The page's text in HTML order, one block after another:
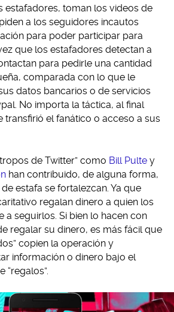
estafadores, toman los videos de
a los seguidores incautos
para poder participar para
que los estafadores detectan a
para pedirle una cantidad
comparada con lo que le
datos bancarios o de servicios
No importa la táctica, al final
transfirió el fanático o acceso a sus
de Twitter” como Bill Pulte y
han contribuido, de alguna forma,
estafa se fortalezcan. Ya que
regalan dinero a quien los
a seguirlos. Si bien lo hacen con
regalar su dinero, es más fácil que
copien la operación y
información o dinero bajo el